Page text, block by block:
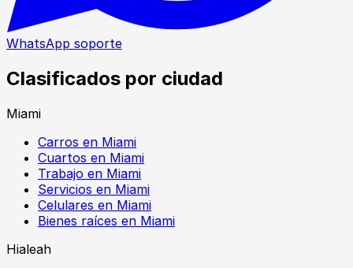
WhatsApp soporte
Clasificados por ciudad
Miami
Carros en Miami
Cuartos en Miami
Trabajo en Miami
Servicios en Miami
Celulares en Miami
Bienes raíces en Miami
Hialeah